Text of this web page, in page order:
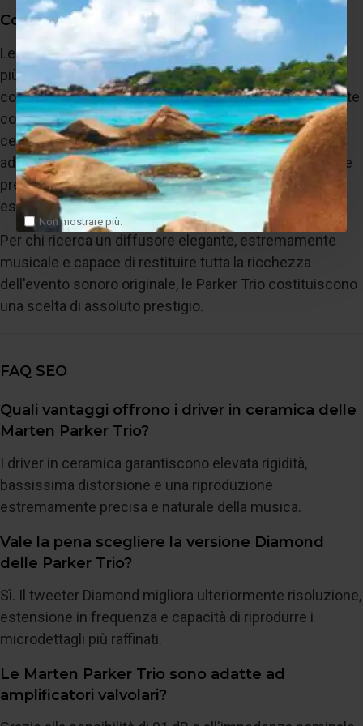
Non mostrare più.
Conclusioni
Le Marten Parker Trio rappresentano uno dei diffusori
più riusciti della gamma Parker grazie alla capacità di
coniugare raffinatezza sonora, dimensioni relativamente
compatte e tecnologia di altissimo livello. I driver in
ceramica, il cablaggio Jorma Design e la possibilità di
adottare il tweeter Diamond consentono di raggiungere
prestazioni che soddisfano anche gli audiofili più
esigenti.
Per chi ricerca un diffusore elegante, estremamente
musicale e capace di restituire tutta la ricchezza
dell'evento sonoro originale, le Parker Trio costituiscono
una scelta di assoluto prestigio.
FAQ SEO
Quali vantaggi offrono i driver in ceramica delle
Marten Parker Trio?
I driver in ceramica garantiscono elevata rigidità,
bassissima distorsione e una riproduzione
estremamente precisa e naturale della musica.
Vale la pena scegliere la versione Diamond
delle Parker Trio?
Sì. Il tweeter Diamond migliora ulteriormente risoluzione,
estensione in frequenza e capacità di riprodurre i
microdettagli più raffinati.
Le Marten Parker Trio sono adatte ad
amplificatori valvolari?